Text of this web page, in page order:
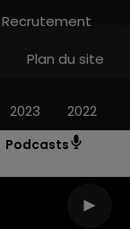
Podcasts
Recrutement
Plan du site
2023 2022